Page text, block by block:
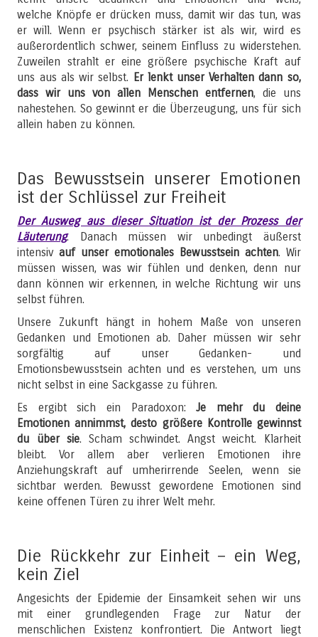
welche Knöpfe er drücken muss, damit wir das tun, was
er will. Wenn er psychisch stärker ist als wir, wird es
außerordentlich schwer, seinem Einfluss zu widerstehen.
Zuweilen strahlt er eine größere psychische Kraft auf
uns aus als wir selbst. Er lenkt unser Verhalten dann so,
dass wir uns von allen Menschen entfernen, die uns
nahestehen. So gewinnt er die Überzeugung, uns für sich
allein haben zu können.
Das Bewusstsein unserer Emotionen
ist der Schlüssel zur Freiheit
Der Ausweg aus dieser Situation ist der Prozess der
Läuterung. Danach müssen wir unbedingt äußerst
intensivauf unser emotionales Bewusstsein achten. Wir
müssen wissen, was wir fühlen und denken, denn nur
dann können wir erkennen, in welche Richtung wir uns
selbst führen.
Unsere Zukunft hängt in hohem Maße von unseren
Gedanken und Emotionen ab. Daher müssen wir sehr
sorgfältig auf unser Gedanken- und
Emotionsbewusstsein achten und es verstehen, um uns
nicht selbst in eine Sackgasse zu führen.
Es ergibt sich ein Paradoxon:Je mehr du deine
Emotionen annimmst, desto größere Kontrolle gewinnst
du über sie. Scham schwindet. Angst weicht. Klarheit
bleibt. Vor allem aber verlieren Emotionen ihre
Anziehungskraft auf umherirrende Seelen, wenn sie
sichtbar werden. Bewusst gewordene Emotionen sind
keine offenen Türen zu ihrer Welt mehr.
Die Rückkehr zur Einheit – ein Weg,
kein Ziel
Angesichts der Epidemie der Einsamkeit sehen wir uns
mit einer grundlegenden Frage zur Natur der
menschlichen Existenz konfrontiert. Die Antwort liegt